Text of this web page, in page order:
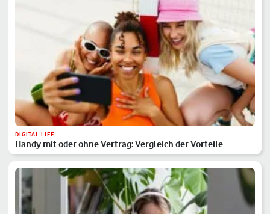
DIGITAL LIFE
Handy mit oder ohne Vertrag: Vergleich der Vorteile